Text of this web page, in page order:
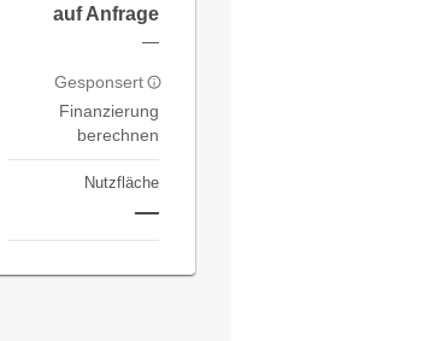
auf Anfrage
—
Gesponsert
Finanzierung
berechnen
Nutzfläche
—